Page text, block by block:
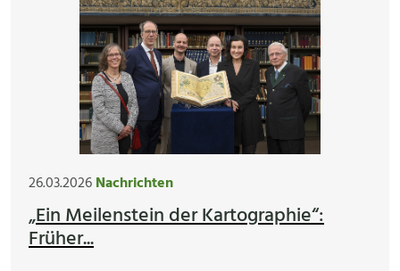
26.03.2026Nachrichten
„Ein Meilenstein der Kartographie“:
Früher...